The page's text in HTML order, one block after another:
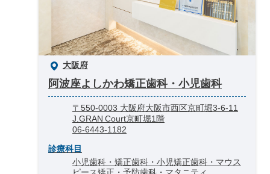
大阪府
阿波座よしかわ矯正歯科・小児歯科
〒550‑0003 大阪府大阪市西区京町堀3‑6‑11
J.GRAN Court京町堀1階
06‑6443‑1182
診療科目
小児歯科・矯正歯科・小児矯正歯科・マウス